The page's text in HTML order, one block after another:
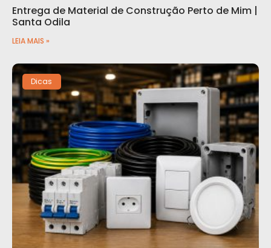
Entrega de Material de Construção Perto de Mim |
Santa Odila
LEIA MAIS »
Dicas